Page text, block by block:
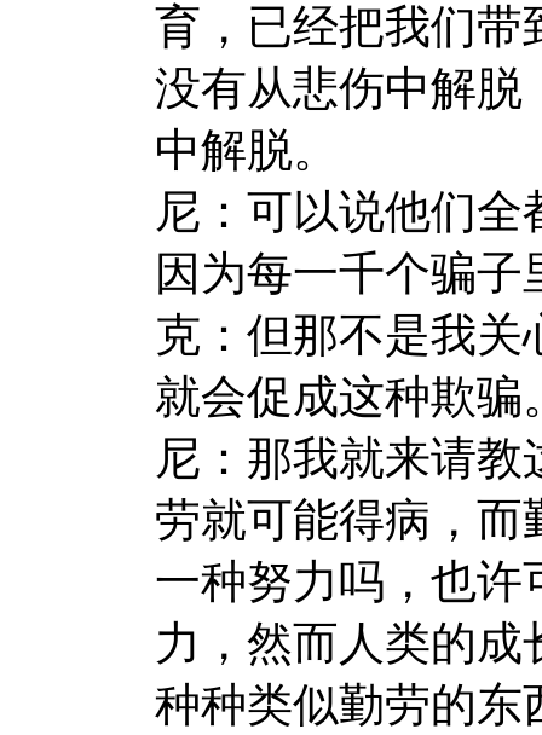
育，已经把我们带
没有从悲伤中解脱
中解脱。
尼：可以说他们
因为每一千个骗
克：但那不是我
就会促成这种欺骗
尼：那我就来请
劳就可能得病，而
一种努力吗，也许
力，然而人类的
种种类似勤劳的东